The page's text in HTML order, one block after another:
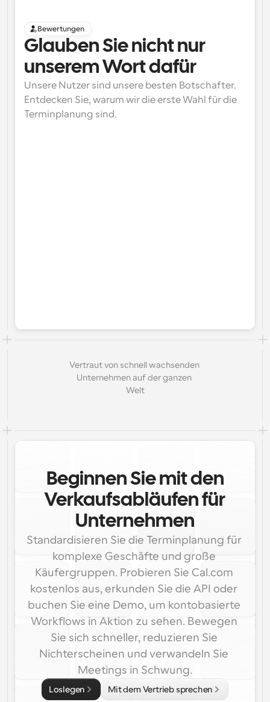
Bewertungen
Glauben Sie nicht nur
unserem Wort dafür
Unsere Nutzer sind unsere besten Botschafter.
Entdecken Sie, warum wir die erste Wahl für die
Terminplanung sind.
Vertraut von schnell wachsenden
Unternehmen auf der ganzen
Welt
Beginnen Sie mit den
Verkaufsabläufen für
Unternehmen
Standardisieren Sie die Terminplanung für
komplexe Geschäfte und große
Käufergruppen. Probieren Sie Cal.com
kostenlos aus, erkunden Sie die API oder
buchen Sie eine Demo, um kontobasierte
Workflows in Aktion zu sehen. Bewegen
Sie sich schneller, reduzieren Sie
Nichterscheinen und verwandeln Sie
Meetings in Schwung.
Loslegen Mit dem Vertrieb sprechen